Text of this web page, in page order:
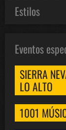
Estilos
Eventos
SIERRA
LO ALTO
1001